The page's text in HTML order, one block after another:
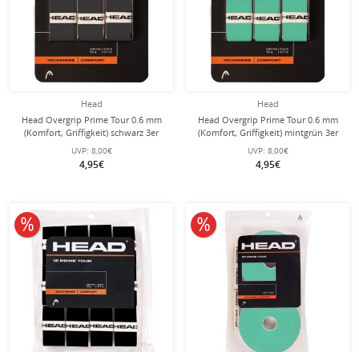
Head
Head Overgrip Prime Tour 0.6 mm
(Komfort, Griffigkeit) schwarz 3er
UVP: 8,00€
4,95€
Head
Head Overgrip Prime Tour 0.6 mm
(Komfort, Griffigkeit) mintgrün 3er
UVP: 8,00€
4,95€
10% reduziert 10% reduziert